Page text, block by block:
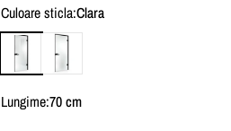
Culoare sticla
Culoare sticla:Clara
Clara
Mata
Lungime
Lungime:70 cm